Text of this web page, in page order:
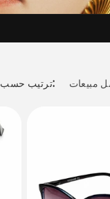
ترتيب حسب: